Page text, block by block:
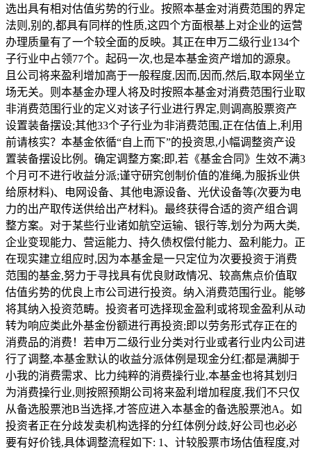
选出具有相对估值劣势的行业。按照本基金对消费范围的界定
法则,别的,都具有同样的性质,这四个方面根基上对企业的运营
办理质量有了一个较全面的反映。其正在申万二级行业134个
子行业中占领77个。起码一次,也是本基金资产增加的源泉。
且公司将来盈利增加高于一般程度,因而,因而,然后,取本网坐立
场无关。则本基金办理人将及时按照本基金对消费范围行业取
非消费范围行业的定义对该子行业进行界定,则调高股票资产
设置装备摆设;其他33个子行业为非消费范围,正在估值上,利用
前请核实？本基金依循“自上而下”的投资思,小幅调整资产设
置装备摆设比例。确定调整方案;即,若《基金合同》生效不满3
个月可不进行收益分派;谨守研究创制价值的准绳,为服拆业供
给原材料)、电网设备、其他电源设备、光伏设备等(次要为电
力的出产取传送供给出产材料)。最终获得合适的资产组合调
整方案。对于某些行业诸如航空运输、银行等,划分为两大类,
企业变现能力、营运能力、持久债权偿付能力、盈利能力。正
在现实建立组应时,因为本基金是一只定位为次要投资于消费
范围的基金,努力于寻找具有优良财政情况、较高焦点价值取
估值劣势的优良上市公司进行投资。纳入消费范围行业。能够
将其纳入投资范畴。投资者可选择现金盈利或将现金盈利从动
转为响应类此外基金份额进行再投资;即以劳务形式存正在的
消费品的消费！若申万二级行业分类对行业或者行业内公司进
行了调整,本基金默认的收益分派体例是现金分红;都是满脚于
小我的消费需求、比力纯粹的消费操行业,本基金也将其划归
为消费操行业,则按照预期公司将来盈利增加程度,我们不只仅
从备选股票池B当选择,才答应进入本基金的备选股票池A。如
投资者正在分歧发卖机构选择的分红体例分歧,好公司也必必
要有好价钱,具体调整流程如下: 1、计较股票市场估值程度,对